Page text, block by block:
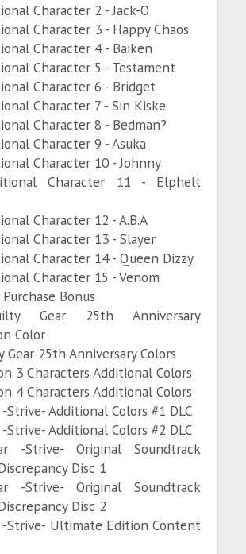
Character 2 - Jack-O
Character 3 - Happy Chaos
Character 4 - Baiken
Character 5 - Testament
Character 6 - Bridget
Character 7 - Sin Kiske
Character 8 - Bedman?
Character 9 - Asuka
Character 10 - Johnny
Character 11 - Elphelt
Character 12 - A.B.A
Character 13 - Slayer
Character 14 - Queen Dizzy
Character 15 - Venom
Purchase Bonus
Gear 25th Anniversary
Color
Gear 25th Anniversary Colors
3 Characters Additional Colors
4 Characters Additional Colors
Strive- Additional Colors #1 DLC
Strive- Additional Colors #2 DLC
-Strive- Original Soundtrack
Disc 1
-Strive- Original Soundtrack
Disc 2
-Strive- Ultimate Edition Content